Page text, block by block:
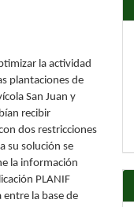
la actividad
plantaciones de
San Juan y
recibir
dos restricciones
su solución se
la información
PLANIF
la base de